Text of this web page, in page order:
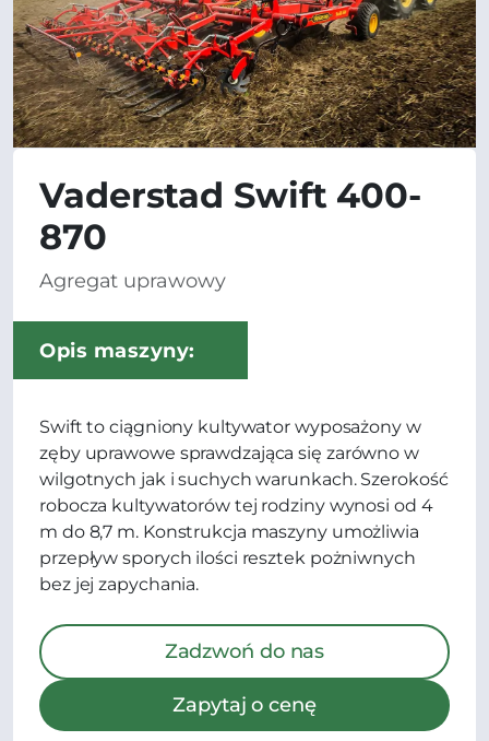
Vaderstad Swift 400-
870
Agregat uprawowy
Opis maszyny:
Swift to ciągniony kultywator wyposażony w
zęby uprawowe sprawdzająca się zarówno w
wilgotnych jak i suchych warunkach. Szerokość
robocza kultywatorów tej rodziny wynosi od 4
m do 8,7 m. Konstrukcja maszyny umożliwia
przepływ sporych ilości resztek pożniwnych
bez jej zapychania.
Zadzwoń do nas
Zapytaj o cenę